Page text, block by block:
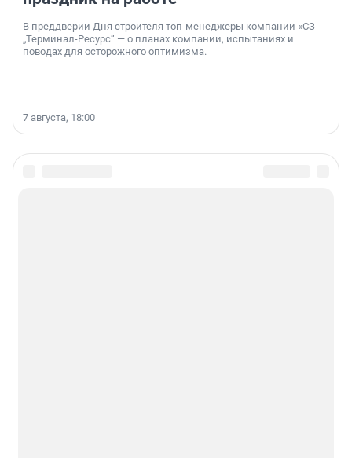
В преддверии Дня строителя топ-менеджеры компании «СЗ
„Терминал-Ресурс“ — о планах компании, испытаниях и
поводах для осторожного оптимизма.
7 августа, 18:00